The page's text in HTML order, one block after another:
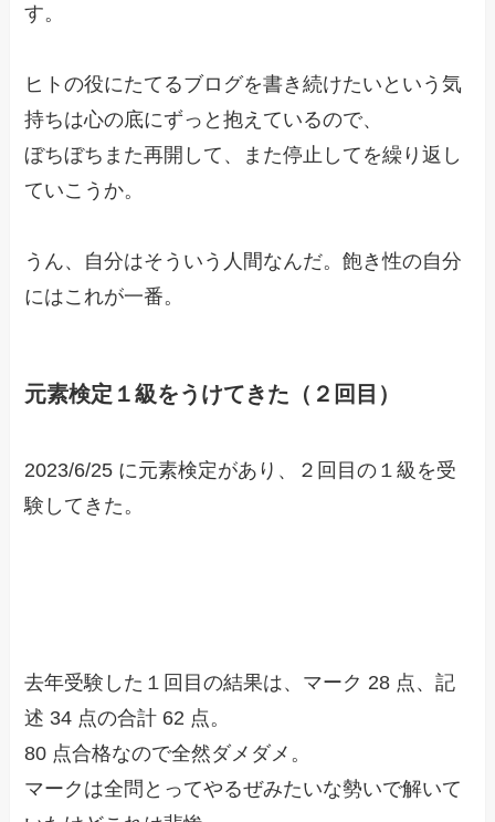
す。
ヒトの役にたてるブログを書き続けたいという気
持ちは心の底にずっと抱えているので、
ぼちぼちまた再開して、また停止してを繰り返し
ていこうか。
うん、自分はそういう人間なんだ。飽き性の自分
にはこれが一番。
元素検定１級をうけてきた（２回目）
2023/6/25 に元素検定があり、２回目の１級を受
験してきた。
述 34 点の合計 62 点。
80 点合格なので全然ダメダメ。
マークは全問とってやるぜみたいな勢いで解いて
いたけどこれは悲惨。